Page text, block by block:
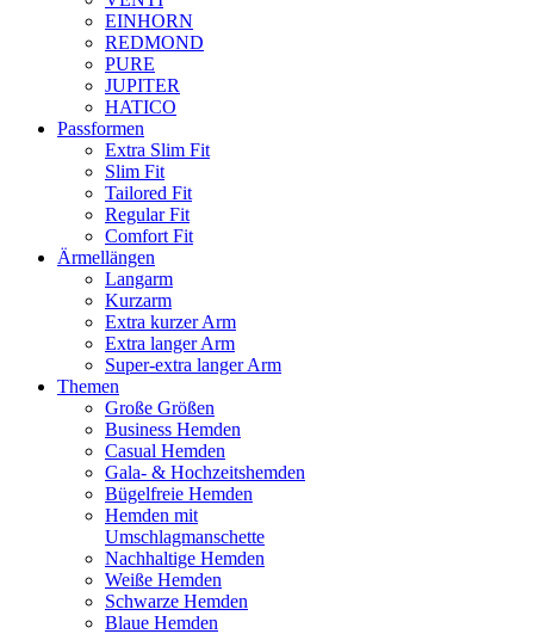
EINHORN
REDMOND
PURE
JUPITER
HATICO
Passformen
Extra Slim Fit
Slim Fit
Tailored Fit
Regular Fit
Comfort Fit
Ärmellängen
Langarm
Kurzarm
Extra kurzer Arm
Extra langer Arm
Super-extra langer Arm
Themen
Große Größen
Business Hemden
Casual Hemden
Gala- & Hochzeitshemden
Bügelfreie Hemden
Hemden mit
Umschlagmanschette
Nachhaltige Hemden
Weiße Hemden
Schwarze Hemden
Blaue Hemden